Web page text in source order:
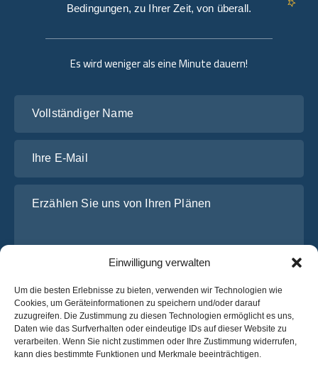
Einwilligung verwalten
Um die besten Erlebnisse zu bieten, verwenden wir Technologien wie
Cookies, um Geräteinformationen zu speichern und/oder darauf
zuzugreifen. Die Zustimmung zu diesen Technologien ermöglicht es uns,
Daten wie das Surfverhalten oder eindeutige IDs auf dieser Website zu
verarbeiten. Wenn Sie nicht zustimmen oder Ihre Zustimmung widerrufen,
kann dies bestimmte Funktionen und Merkmale beeinträchtigen.
Es wird weniger als eine Minute dauern!
Ich habe dieDatenschutz-Bestimmungenvon OsaBus
gelesen und stimme ihnen zu.
Bedingungen, zu Ihrer Zeit, von überall.